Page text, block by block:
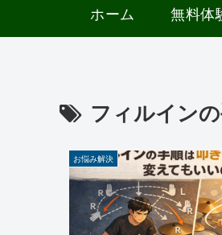
ホーム 無料体
フィルイン
お悩み解決